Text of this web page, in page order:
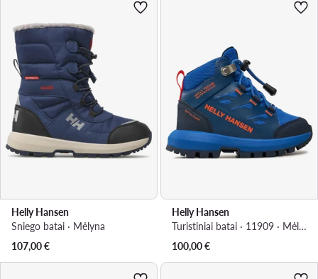
Helly Hansen
Sniego batai · Mėlyna
107,00€
Helly Hansen
Turistiniai batai · 11909 · Mėlyna
100,00€